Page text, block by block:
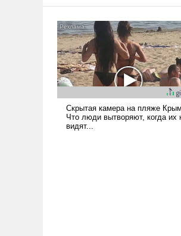
ударами судьбы, брать на себя
ответственность, помогать
слабым, идти вперед и
адаптироваться.